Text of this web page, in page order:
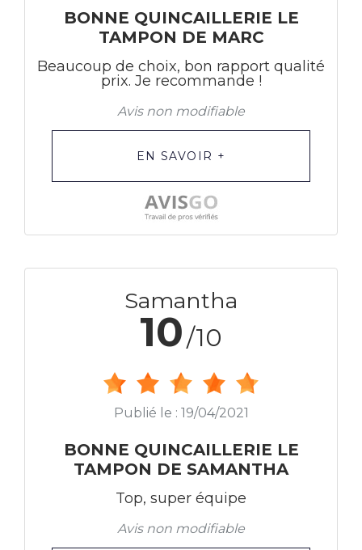
BONNE QUINCAILLERIE LE
TAMPON DE MARC
Beaucoup de choix, bon rapport qualité
prix. Je recommande !
Avis non modifiable
EN SAVOIR +
Samantha
10/10
Publié le : 19/04/2021
BONNE QUINCAILLERIE LE
TAMPON DE SAMANTHA
Top, super équipe
Avis non modifiable